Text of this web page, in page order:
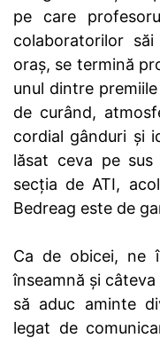
pe care
colaboratorilor
oraș, se termină
unul dintre
de curând,
cordial gânduri și
lăsat ceva pe
secția de ATI,
Bedreag este de
Ca de obicei, ne
înseamnă și
să aduc aminte
legat de